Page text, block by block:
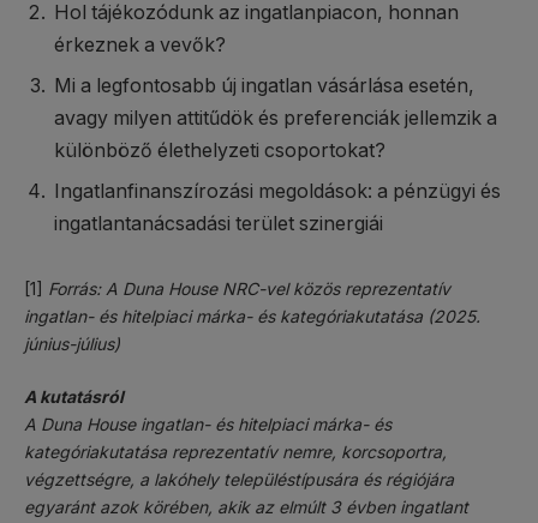
Hol tájékozódunk az ingatlanpiacon, honnan
érkeznek a vevők?
Mi a legfontosabb új ingatlan vásárlása esetén,
avagy milyen attitűdök és preferenciák jellemzik a
különböző élethelyzeti csoportokat?
Ingatlanfinanszírozási megoldások: a pénzügyi és
ingatlantanácsadási terület szinergiái
[1] Forrás: A Duna House NRC-vel közös reprezentatív
ingatlan- és hitelpiaci márka- és kategóriakutatása (2025.
június-július)
A kutatásról
A Duna House ingatlan- és hitelpiaci márka- és
kategóriakutatása reprezentatív nemre, korcsoportra,
végzettségre, a lakóhely településtípusára és régiójára
egyaránt azok körében, akik az elmúlt 3 évben ingatlant